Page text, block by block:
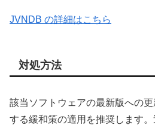
JVNDB の詳細はこちら
対処方法
該当ソフトウェアの最新版への
する緩和策の適用を推奨します